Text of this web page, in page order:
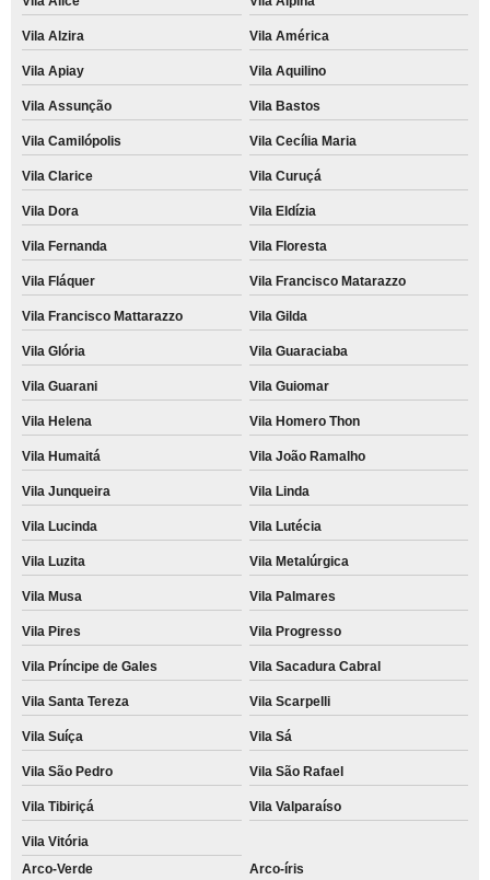
Vila Alzira Vila América
Vila Apiay Vila Aquilino
Vila Assunção Vila Bastos
Vila Camilópolis Vila Cecília Maria
Vila Clarice Vila Curuçá
Vila Dora Vila Eldízia
Vila Fernanda Vila Floresta
Vila Fláquer Vila Francisco Matarazzo
Vila Francisco Mattarazzo Vila Gilda
Vila Glória Vila Guaraciaba
Vila Guarani Vila Guiomar
Vila Helena Vila Homero Thon
Vila Humaitá Vila João Ramalho
Vila Junqueira Vila Linda
Vila Lucinda Vila Lutécia
Vila Luzita Vila Metalúrgica
Vila Musa Vila Palmares
Vila Pires Vila Progresso
Vila Príncipe de Gales Vila Sacadura Cabral
Vila Santa Tereza Vila Scarpelli
Vila Suíça Vila Sá
Vila São Pedro Vila São Rafael
Vila Tibiriçá Vila Valparaíso
Vila Vitória
Arco-Verde
Arco-íris